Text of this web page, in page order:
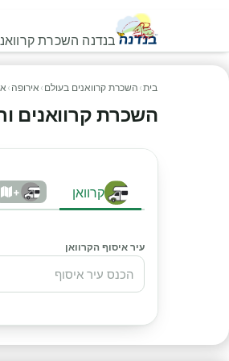
בנדנה השכרת
בית› השכרת קרוואנים בעולם › אירופה ›
השכרת קרוואנים
קרוואן +
עיר איסוף הקרוואן